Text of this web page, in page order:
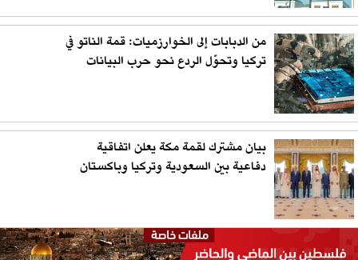
من الدبابات إلى الخوارزميات: قمة الناتو في
تركيا وتحوّل الردع نحو حرب البيانات
بيان مشترك لقمة مكة يعلن اتفاقية
دفاعية بين السعودية وتركيا وباكستان